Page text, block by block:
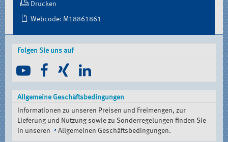
Drucken
Webcode: M18861861
Folgen Sie uns auf
Allgemeine Geschäftsbedingungen
Informationen zu unseren Preisen und Freimengen, zur
Lieferung und Nutzung sowie zu Sonderregelungen finden Sie
in unseren
Allgemeinen Geschäftsbedingungen.